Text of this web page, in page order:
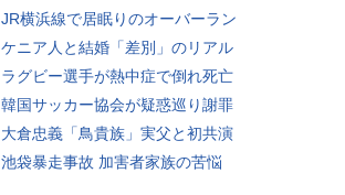
JR横浜線で居眠りのオーバーラン
ケニア人と結婚「差別」のリアル
ラグビー選手が熱中症で倒れ死亡
韓国サッカー協会が疑惑巡り謝罪
大倉忠義「鳥貴族」実父と初共演
池袋暴走事故 加害者家族の苦悩